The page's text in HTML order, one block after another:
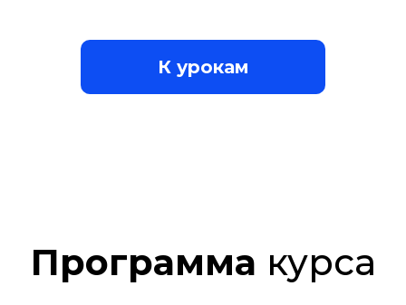
К урокам
Программа курса